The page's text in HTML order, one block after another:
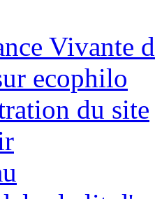
Vivante
ecophilo
du site